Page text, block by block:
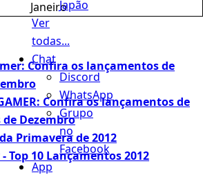
Japão
Ver
todas...
Chat
Discord
WhatsApp
Grupo
no
Facebook
App
Confira os lançamentos de
Confira os lançamentos de
de Dezembro
Primavera de 2012
Top 10 Lançamentos 2012